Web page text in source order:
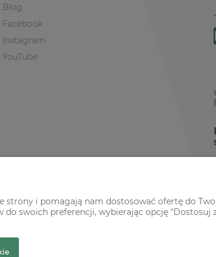
Blog
Facebook
Instagram
YouTube
i pomagają nam dostosować ofertę do
swoich preferencji, wybierając opcję "Dostosuj